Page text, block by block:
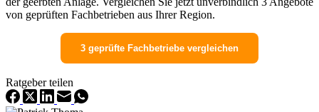
von geprüften Fachbetrieben aus Ihrer Region.
3 geprüfte Fachbetriebe vergleichen
Ratgeber teilen